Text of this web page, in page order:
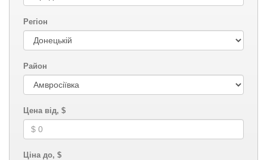
Регіон
Район
Цена від, $
Ціна до, $